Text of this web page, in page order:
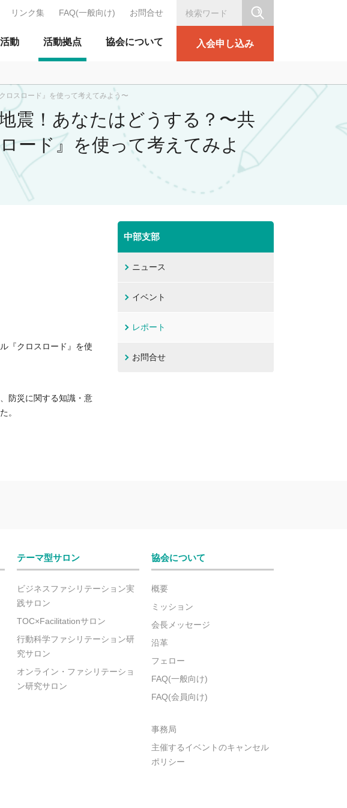
本ファシリテーション協会
動 活動拠点 協会について 入会申し込み
リンク集 FAQ(一般向け) お問合せ
ロスロード』を使って考えてみよう〜
震！あなたはどうする？〜共
ード』を使って考えてみよ
『クロスロード』を使
防災に関する知識・意
。
中部支部
ニュース
イベント
レポート
お問合せ
テーマ型サロン
ビジネスファシリテーション実
践サロン
TOC×Facilitationサロン
行動科学ファシリテーション研
究サロン
オンライン・ファシリテーショ
ン研究サロン
協会について
概要
ミッション
会長メッセージ
沿革
フェロー
FAQ(一般向け)
FAQ(会員向け)
事務局
主催するイベントのキャンセル
ポリシー